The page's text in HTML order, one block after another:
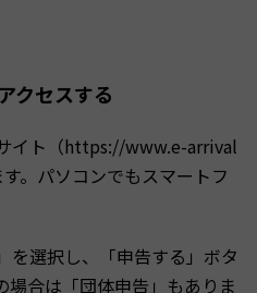
クセスする
イト（https://www.e-arrival
。パソコンでもスマートフ
を選択し、「申告する」ボタ
場合は「団体申告」もありま